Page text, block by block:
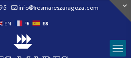
info@tresmareszaragoza.com
EN FR ES